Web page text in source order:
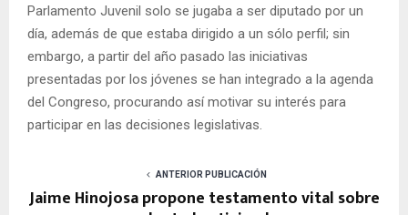
Parlamento Juvenil solo se jugaba a ser diputado por un
día, además de que estaba dirigido a un sólo perfil; sin
embargo, a partir del año pasado las iniciativas
presentadas por los jóvenes se han integrado a la agenda
del Congreso, procurando así motivar su interés para
participar en las decisiones legislativas.
ANTERIOR PUBLICACIÓN
Jaime Hinojosa propone testamento vital sobre